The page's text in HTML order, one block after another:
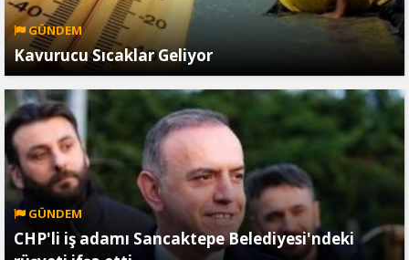
GÜNDEM
Kavurucu Sıcaklar Geliyor
GÜNDEM
CHP'li iş adamı Sancaktepe Belediyesi'ndeki